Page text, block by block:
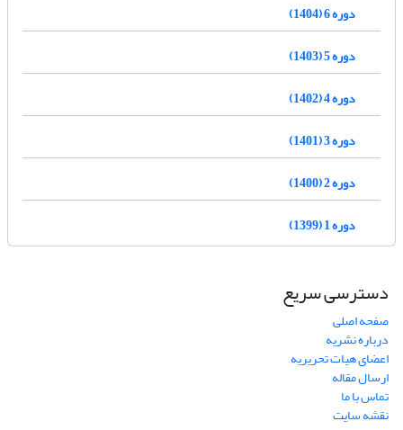
دوره 6 (1404)
دوره 5 (1403)
دوره 4 (1402)
دوره 3 (1401)
دوره 2 (1400)
دوره 1 (1399)
دسترسی سریع
صفحه اصلی
درباره نشریه
اعضای هیات تحریریه
ارسال مقاله
تماس با ما
نقشه سایت